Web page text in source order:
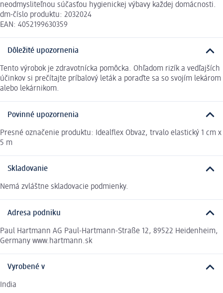
neodmysliteľnou súčasťou hygienickej výbavy každej domácnosti.
dm-číslo produktu: 2032024
EAN: 4052199630359
Dôležité upozornenia
Tento výrobok je zdravotnícka pomôcka. Ohľadom rizík a vedľajších
účinkov si prečítajte príbalový leták a poraďte sa so svojím lekárom
alebo lekárnikom.
Povinné upozornenia
Presné označenie produktu: Idealflex Obvaz, trvalo elastický 1 cm x
5 m
Skladovanie
Nemá zvláštne skladovacie podmienky.
Adresa podniku
Paul Hartmann AG Paul-Hartmann-Straße 12, 89522 Heidenheim,
Germany www.hartmann.sk
Vyrobené v
India